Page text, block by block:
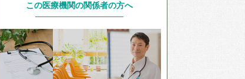
この医療機関の関係者の方へ